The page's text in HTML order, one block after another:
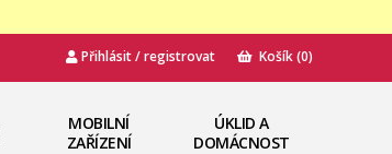
Přihlásit / registrovat Košík(0)
MOBILNÍ
ZAŘÍZENÍ
ÚKLID A
DOMÁCNOST